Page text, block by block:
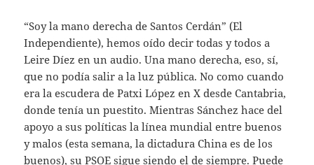
“Soy la mano derecha de Santos Cerdán” (El
Independiente), hemos oído decir todas y todos a
Leire Díez en un audio. Una mano derecha, eso, sí,
que no podía salir a la luz pública. No como cuando
era la escudera de Patxi López en X desde Cantabria,
donde tenía un puestito. Mientras Sánchez hace del
apoyo a sus políticas la línea mundial entre buenos
y malos (esta semana, la dictadura China es de los
buenos), su PSOE sigue siendo el de siempre. Puede